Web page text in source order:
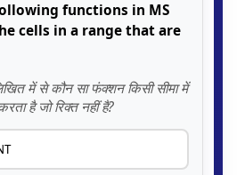
functions in MS
cells in a range that are
में से कौन सा फंक्शन किसी सीमा में
है जो रिक्त नहीं है?